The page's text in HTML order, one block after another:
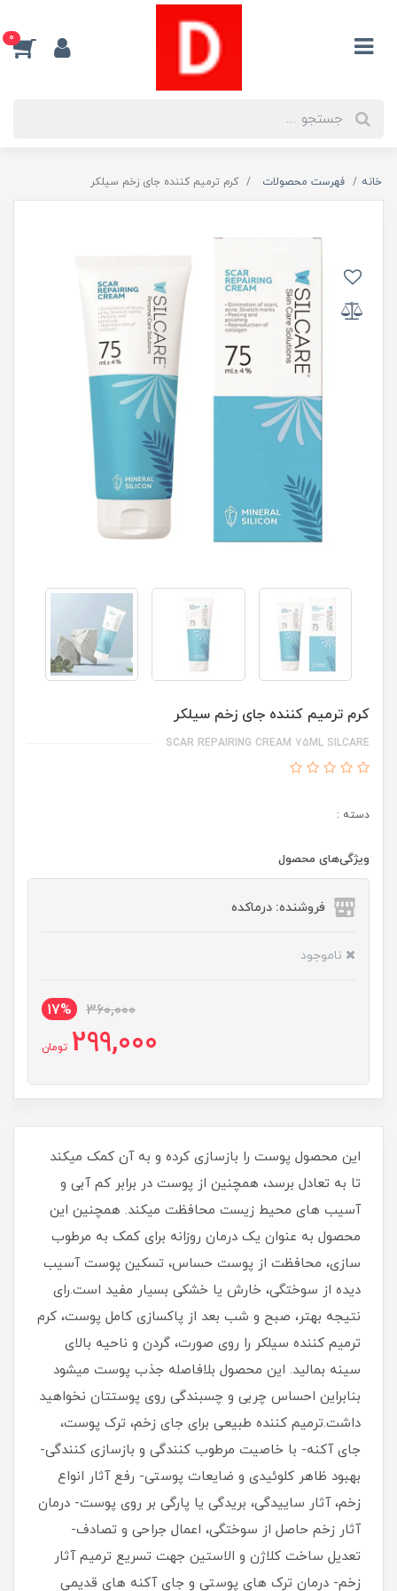
0
خانه فهرست محصولات کرم ترمیم کننده جای زخم سیلکر
کرم ترمیم کننده جای زخم سیلکر
SCAR REPAIRING CREAM 75ML SILCARE
دسته :
ویژگی‌های محصول
فروشنده: درماکده
ناموجود
360,000
17%
299,000 تومان
این محصول پوست را بازسازی کرده و به آن کمک می‎کند
تا به تعادل برسد، همچنین از پوست در برابر کم آبی و
آسیب های محیط زیست محافظت می‎کند. همچنین این
محصول به عنوان یک درمان روزانه برای کمک به مرطوب
سازی، محافظت از پوست حساس، تسکین پوست آسیب
دیده از سوختگی، خارش یا خشکی بسیار مفید است.رای
نتیجه بهتر، صبح و شب بعد از پاکسازی کامل پوست، کرم
ترمیم کننده سیلکر را روی صورت، گردن و ناحیه بالای
سینه بمالید. این محصول بلافاصله جذب پوست می‎شود
بنابراین احساس چربی و چسبندگی روی پوستتان نخواهید
داشت.ترمیم کننده طبیعی برای جای زخم، ترک پوست،
جای آکنه- با خاصیت مرطوب کنندگی و بازسازی کنندگی-
بهبود ظاهر کلوئیدی و ضایعات پوستی- رفع آثار انواع
زخم، آثار ساییدگی، بریدگی یا پارگی بر روی پوست- درمان
آثار زخم حاصل از سوختگی، اعمال جراحی و تصادف-
تعدیل ساخت کلاژن و الاستین جهت تسریع ترمیم آثار
زخم- درمان ترک های پوستی و جای آکنه های قدیمی